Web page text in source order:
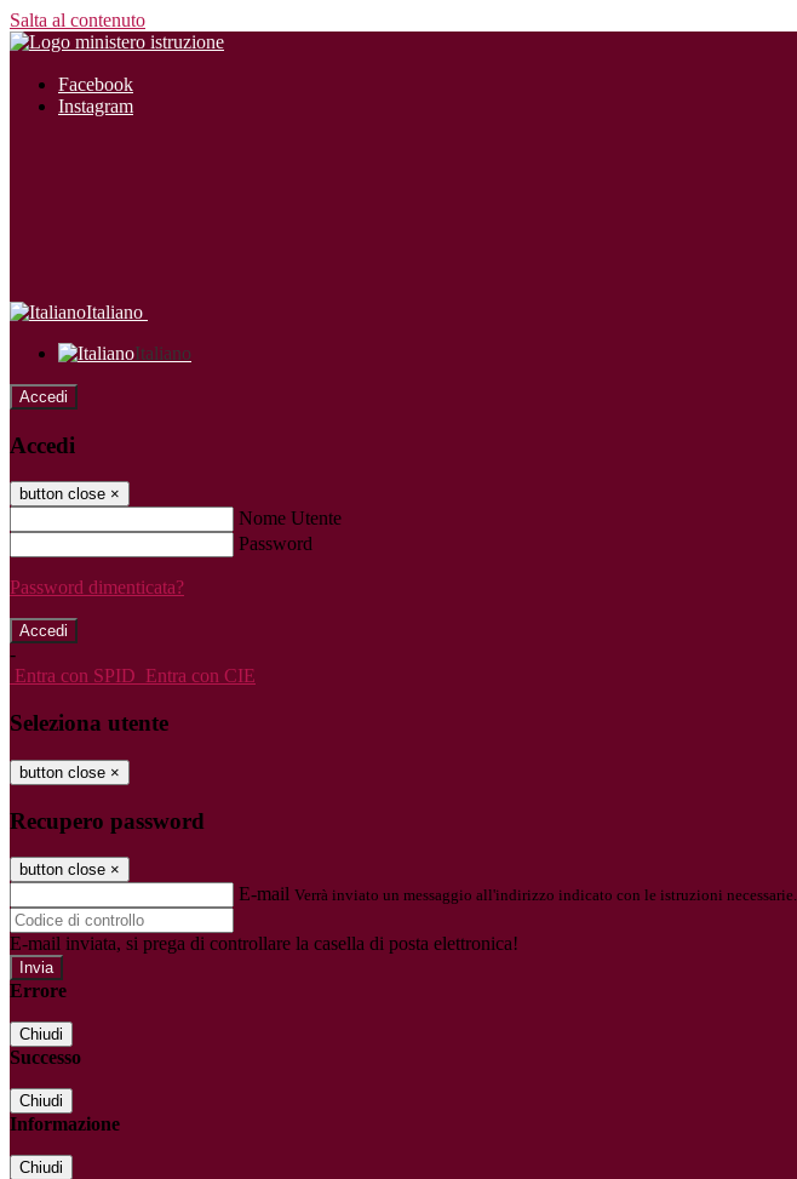
Salta al contenuto
Facebook
Instagram
Italiano
Italiano
Accedi
Accedi
button close ×
Nome Utente
Password
Password dimenticata?
-
Entra con SPID Entra con CIE
Seleziona utente
button close ×
Recupero password
button close ×
E-mail Verrà inviato un messaggio all'indirizzo indicato con le istruzioni necessarie.
E-mail inviata, si prega di controllare la casella di posta elettronica!
Errore
Chiudi
Successo
Chiudi
Informazione
Chiudi